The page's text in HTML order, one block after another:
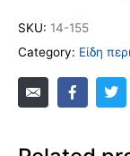
SKU: 14-155
Category: Είδη